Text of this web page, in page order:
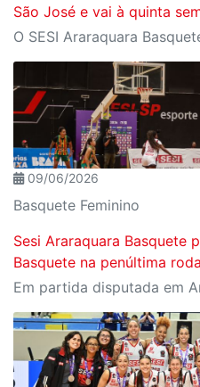
São José e vai à quinta
09/06/2026
Basquete Feminino
Sesi Araraquara Basquete
Basquete na penúltima